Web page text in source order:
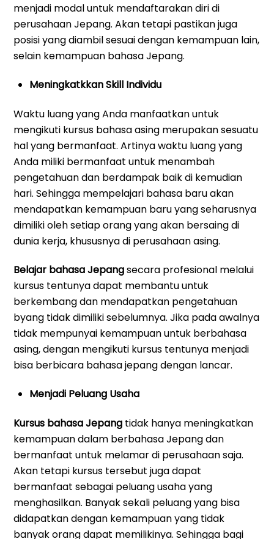
menjadi modal untuk mendaftarakan diri di
perusahaan Jepang. Akan tetapi pastikan juga
posisi yang diambil sesuai dengan kemampuan lain,
selain kemampuan bahasa Jepang.
Meningkatkkan Skill Individu
Waktu luang yang Anda manfaatkan untuk
mengikuti kursus bahasa asing merupakan sesuatu
hal yang bermanfaat. Artinya waktu luang yang
Anda miliki bermanfaat untuk menambah
pengetahuan dan berdampak baik di kemudian
hari. Sehingga mempelajari bahasa baru akan
mendapatkan kemampuan baru yang seharusnya
dimiliki oleh setiap orang yang akan bersaing di
dunia kerja, khususnya di perusahaan asing.
Belajar bahasa Jepangsecara profesional melalui
kursus tentunya dapat membantu untuk
berkembang dan mendapatkan pengetahuan
byang tidak dimiliki sebelumnya. Jika pada awalnya
tidak mempunyai kemampuan untuk berbahasa
asing, dengan mengikuti kursus tentunya menjadi
bisa berbicara bahasa jepang dengan lancar.
Menjadi Peluang Usaha
Kursus bahasa Jepang tidak hanya meningkatkan
kemampuan dalam berbahasa Jepang dan
bermanfaat untuk melamar di perusahaan saja.
Akan tetapi kursus tersebut juga dapat
bermanfaat sebagai peluang usaha yang
menghasilkan. Banyak sekali peluang yang bisa
didapatkan dengan kemampuan yang tidak
banyak orang dapat memilikinya. Sehingga bagi